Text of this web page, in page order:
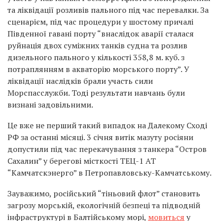
та ліквідації розливів пального під час перевалки. За
сценарієм, під час процедури у шостому причалі
Південної гавані порту “внаслідок аварії сталася
руйнація двох суміжних танків судна та розлив
дизельного пального у кількості 358,8 м. куб. з
потраплянням в акваторію морського порту”. У
ліквідації наслідків брали участь сили
Морспасслужби. Тоді результати навчань були
визнані задовільними.
Це вже не перший такий випадок на Далекому Сході
РФ за останні місяці. 3 січня витік мазуту росіяни
допустили під час перекачування з танкера “Остров
Сахалин” у берегові місткості ТЕЦ-1 АТ
“Камчатскэнерго” в Петропавловську-Камчатському.
Зауважимо, російський “тіньовий флот” становить
загрозу морській, екологічній безпеці та підводній
інфраструктурі в Балтійському морі, мовиться у